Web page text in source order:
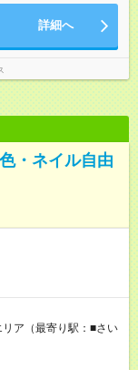
詳細へ
・ネイル自由
ア（最寄り駅：■さい